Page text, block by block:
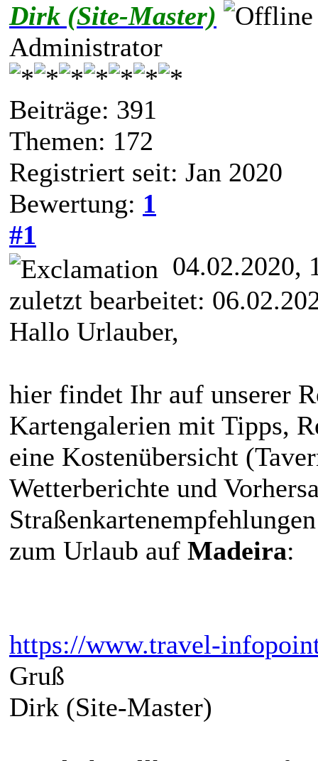
Dirk (Site-Master)
Administrator
Beiträge: 391
Themen: 172
Registriert seit: Jan 2020
Bewertung: 1
#1
04.02.2020,
zuletzt bearbeitet:
Hallo Urlauber,
hier findet Ihr auf unserer
Kartengalerien mit Tipps,
eine Kostenübersicht
Wetterberichte und
zum Urlaub auf Madeira:
https://www.travel-
Gruß
Dirk (Site-Master)